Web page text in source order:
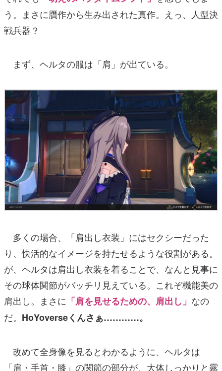
う。まさに贋作から生み出された真作。えっ、人型決
戦兵器？
まず、ヘルタの服は「肩」が出ている。
多くの場合、「肩出し衣装」にはセクシーだった
り、快活的なイメージを持たせるような役割がある。
が、ヘルタは肩出し衣装を着ることで、なんと見事に
その球体関節がバッチリ見えている。これぞ機能美の
肩出し。まさに 「肩を見せるための、肩出し」 なの
だ。 HoYoverseくんさぁ…………。
改めて全身像を見るとわかるように、ヘルタは
「肩・手首・膝」の関節の部分が、大体しっかりと露